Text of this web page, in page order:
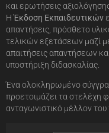
και ερωτήσεις
ΗΈκδοση Εκπαιδευτικών
απαντήσεις, πρόσθετο
τελικών εξετάσεων μαζί
απαιτήσεις απαντήσεων
υποστήριξη διδασκαλίας.
Ένα ολοκληρωμένο
προετοιμάζει τα στελέχη
ανταγωνιστικό μέλλον του